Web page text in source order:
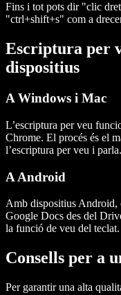
Fins i tot pots dir "clic
"ctrl+shift+s" com a
Escriptura per
dispositius
A Windows i Mac
L’escriptura per veu
Chrome. El procés és el
l’escriptura per veu i parla.
A Android
Amb dispositius Android,
Google Docs des del
la funció de veu del teclat.
Consells per a
Per garantir una alta